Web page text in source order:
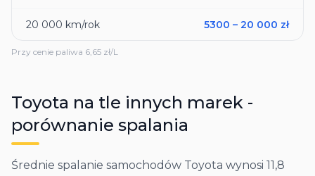
20 000 km/rok 5300 – 20 000 zł
Przy cenie paliwa 6,65 zł/L
Toyota na tle innych marek -
porównanie spalania
Średnie spalanie samochodów Toyota wynosi 11,8